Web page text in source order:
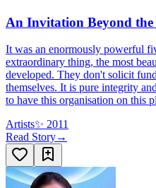
An Invitation Beyond
It was an enormously powerful
extraordinary thing, the most
developed. They don't solicit
themselves. It is pure integrity
to have this organisation on this
Artists✨ 2011
Read Story→